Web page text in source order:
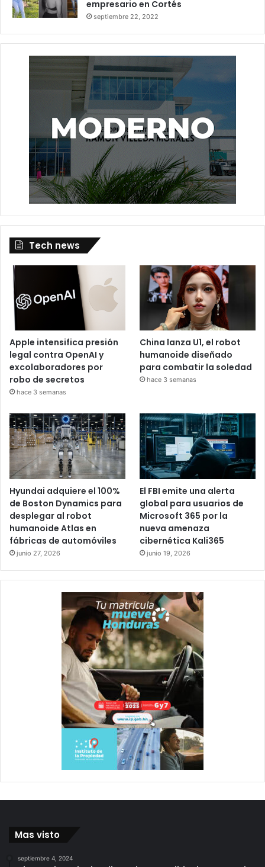
empresario en Cortés
septiembre 22, 2022
Tech news
Apple intensifica presión
legal contra OpenAI y
excolaboradores por
robo de secretos
hace 3 semanas
China lanza U1, el robot
humanoide diseñado
para combatir la soledad
hace 3 semanas
Hyundai adquiere el 100%
de Boston Dynamics para
desplegar al robot
humanoide Atlas en
fábricas de automóviles
junio 27, 2026
El FBI emite una alerta
global para usuarios de
Microsoft 365 por la
nueva amenaza
cibernética Kali365
junio 19, 2026
Mas visto
septiembre 4, 2024